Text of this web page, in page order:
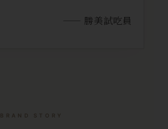
—— 勝美試吃員
BRAND STORY